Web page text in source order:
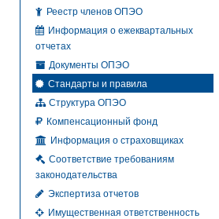
Реестр членов ОПЭО
Информация о ежеквартальных
отчетах
Документы ОПЭО
Стандарты и правила
Структура ОПЭО
Компенсационный фонд
Информация о страховщиках
Соответствие требованиям
законодательства
Экспертиза отчетов
Имущественная ответственность